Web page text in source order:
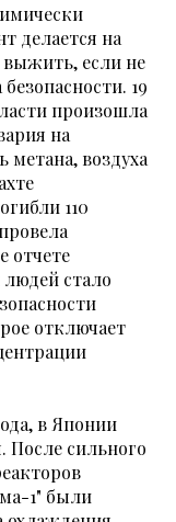
делается на
выжить, если не
19
произошла
на
метана, воздуха
110
отчете
стало
отключает
в Японии
После сильного
1" были